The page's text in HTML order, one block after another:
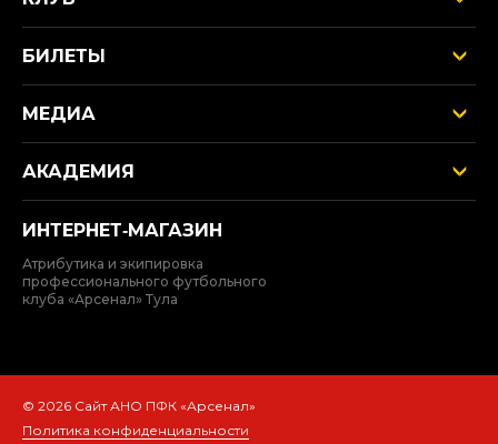
БИЛЕТЫ
МЕДИА
АКАДЕМИЯ
ИНТЕРНЕТ‑МАГАЗИН
Атрибутика и экипировка
профессионального футбольного
клуба «Арсенал» Тула
© 2026 Сайт АНО ПФК «Арсенал»
Политика конфиденциальности